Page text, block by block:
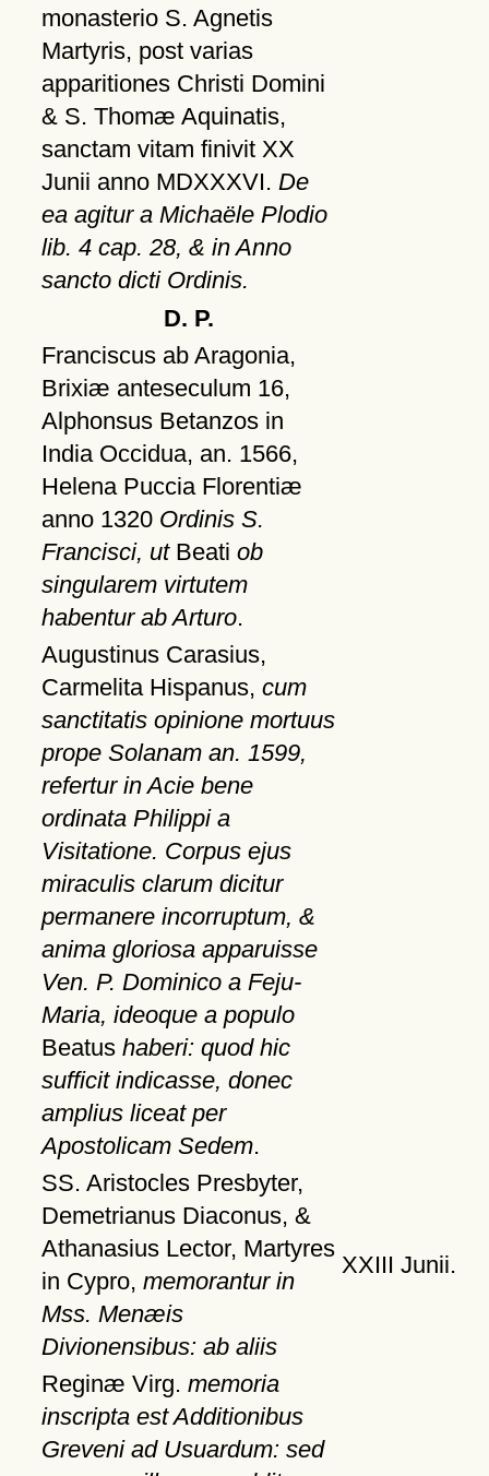
monasterio S. Agnetis
Martyris, post varias
apparitiones Christi Domini
& S. Thomæ Aquinatis,
sanctam vitam finivit XX
Junii anno MDXXXVI. De
ea agitur a Michaële Plodio
lib. 4 cap. 28, & in Anno
sancto dicti Ordinis.
D. P.
Franciscus ab Aragonia,
Brixiæ anteseculum 16,
Alphonsus Betanzos in
India Occidua, an. 1566,
Helena Puccia Florentiæ
anno 1320 Ordinis S.
Francisci, utBeati ob
singularem virtutem
habentur ab Arturo.
Augustinus Carasius,
Carmelita Hispanus, cum
sanctitatis opinione mortuus
prope Solanam an. 1599,
refertur in Acie bene
ordinata Philippi a
Visitatione. Corpus ejus
miraculis clarum dicitur
permanere incorruptum, &
anima gloriosa apparuisse
Ven. P. Dominico a Feju-
Maria, ideoque a populo
Beatus haberi: quod hic
sufficit indicasse, donec
amplius liceat per
Apostolicam Sedem.
SS. Aristocles Presbyter,
Demetrianus Diaconus, &
Athanasius Lector, Martyres
in Cypro, memorantur in
Mss. Menæis
Divionensibus: ab aliis
XXIII Junii.
Reginæ Virg. memoria
inscripta est Additionibus
Greveni ad Usuardum: sed